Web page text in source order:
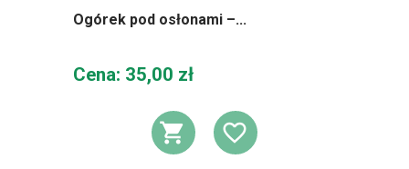
Ogórek pod osłonami –...
Cena
Cena: 35,00 zł
DODAJ DO
DODAJ DO